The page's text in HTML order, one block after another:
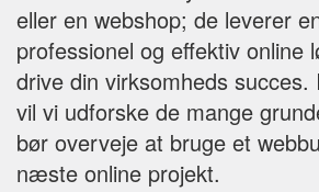
eller en webshop; de leverer
professionel og effektiv online
drive din virksomheds succes.
vil vi udforske de mange
bør overveje at bruge et
næste online projekt.